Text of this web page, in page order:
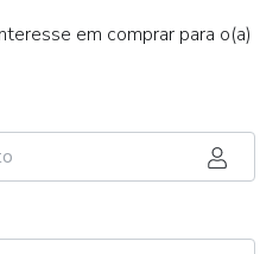
em comprar para o(a)